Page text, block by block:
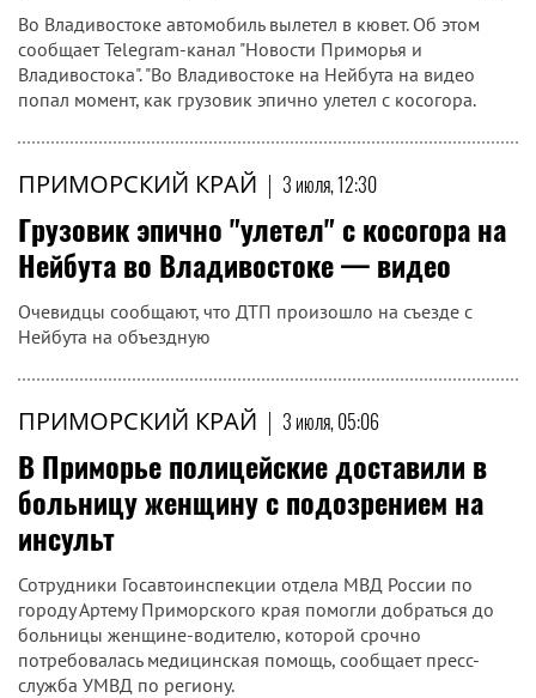
Во Владивостоке автомобиль вылетел в кювет. Об этом
сообщает Telegram-канал "Новости Приморья и
Владивостока". "Во Владивостоке на Нейбута на видео
попал момент, как грузовик эпично улетел с косогора.
ПРИМОРСКИЙ КРАЙ | 3 июля, 12:30
Грузовик эпично "улетел" с косогора на
Нейбута во Владивостоке — видео
Очевидцы сообщают, что ДТП произошло на съезде с
Нейбута на объездную
ПРИМОРСКИЙ КРАЙ | 3 июля, 05:06
В Приморье полицейские доставили в
больницу женщину с подозрением на
инсульт
Сотрудники Госавтоинспекции отдела МВД России по
городу Артему Приморского края помогли добраться до
больницы женщине-водителю, которой срочно
потребовалась медицинская помощь, сообщает пресс-
служба УМВД по региону.